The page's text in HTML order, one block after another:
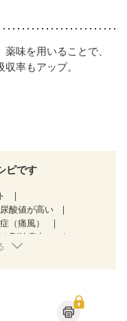
味を用いることで、
率もアップ。
ピです
尿酸値が高い
（痛風）
剤治療中）
射線治療中）